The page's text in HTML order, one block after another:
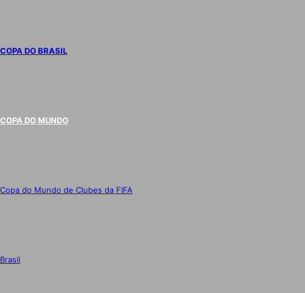
COPA DO BRASIL
COPA DO MUNDO
Copa do Mundo de Clubes da FIFA
Brasil